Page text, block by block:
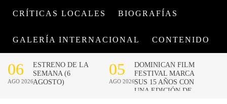
CRÍTICAS LOCALES BIOGRAFÍAS
GALERÍA INTERNACIONAL CONTENIDO